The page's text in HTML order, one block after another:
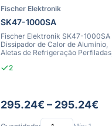
Fischer Elektronik
SK47-1000SA
Fischer Elektronik SK47-1000SA
Dissipador de Calor de Alumínio,
Aletas de Refrigeração Perfiladas,
2
295.24€ – 295.24€